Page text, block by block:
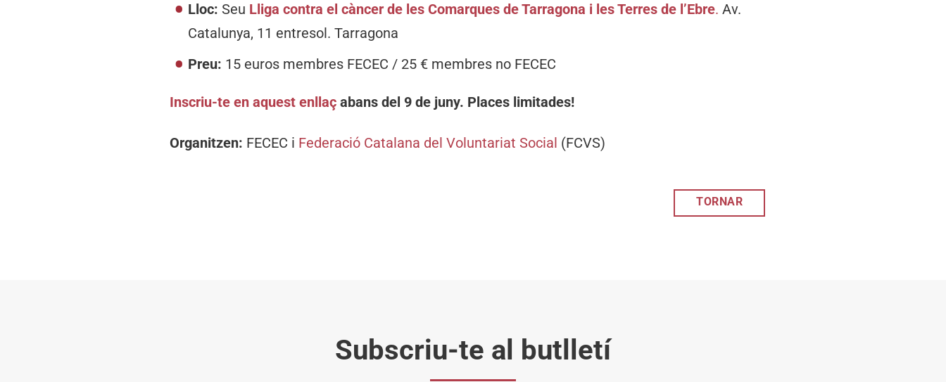
Lloc:Seu Lliga contra el càncer de les Comarques de Tarragona i les Terres de l’Ebre. Av.
Catalunya, 11 entresol. Tarragona
Preu: 15 euros membres FECEC / 25 € membres no FECEC
Inscriu-te en aquest enllaç abans del 9 de juny. Places limitades!
Organitzen: FECEC i Federació Catalana del Voluntariat Social (FCVS)
TORNAR
Subscriu-te al butlletí